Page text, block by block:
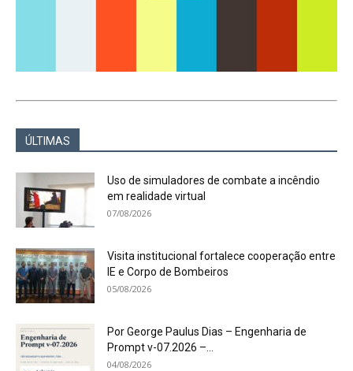
ÚLTIMAS
Uso de simuladores de combate a incêndio
em realidade virtual
07/08/2026
Visita institucional fortalece cooperação entre
IE e Corpo de Bombeiros
05/08/2026
Por George Paulus Dias – Engenharia de
Prompt v-07.2026 –...
04/08/2026